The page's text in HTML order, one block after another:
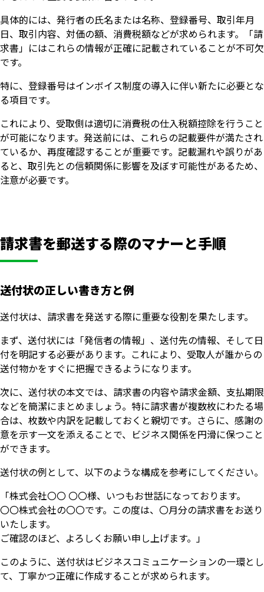
具体的には、発行者の氏名または名称、登録番号、取引年月
日、取引内容、対価の額、消費税額などが求められます。「請
求書」にはこれらの情報が正確に記載されていることが不可欠
です。
特に、登録番号はインボイス制度の導入に伴い新たに必要とな
る項目です。
これにより、受取側は適切に消費税の仕入税額控除を行うこと
が可能になります。発送前には、これらの記載要件が満たされ
ているか、再度確認することが重要です。記載漏れや誤りがあ
ると、取引先との信頼関係に影響を及ぼす可能性があるため、
注意が必要です。
請求書を郵送する際のマナーと手順
送付状の正しい書き方と例
送付状は、請求書を発送する際に重要な役割を果たします。
まず、送付状には「発信者の情報」、送付先の情報、そして日
付を明記する必要があります。これにより、受取人が誰からの
送付物かをすぐに把握できるようになります。
次に、送付状の本文では、請求書の内容や請求金額、支払期限
などを簡潔にまとめましょう。特に請求書が複数枚にわたる場
合は、枚数や内訳を記載しておくと親切です。さらに、感謝の
意を示す一文を添えることで、ビジネス関係を円滑に保つこと
ができます。
送付状の例として、以下のような構成を参考にしてください。
「株式会社〇〇 〇〇様、いつもお世話になっております。
〇〇株式会社の〇〇です。この度は、〇月分の請求書をお送り
いたします。
ご確認のほど、よろしくお願い申し上げます。」
このように、送付状はビジネスコミュニケーションの一環とし
て、丁寧かつ正確に作成することが求められます。